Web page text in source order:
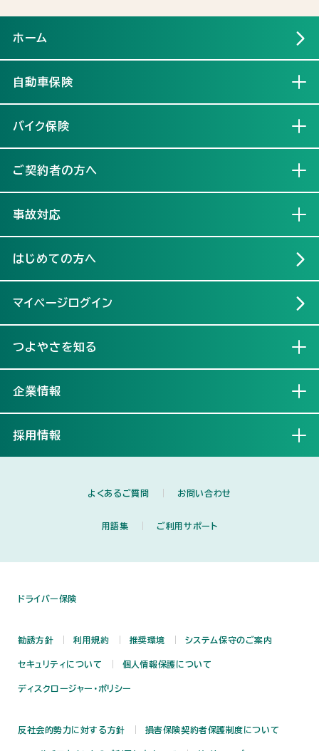
ホーム
自動車保険
バイク保険
ご契約者の方へ
事故対応
はじめての方へ
マイページログイン
つよやさを知る
企業情報
採用情報
よくあるご質問 お問い合わせ
用語集 ご利用サポート
ドライバー保険
勧誘方針 利用規約 推奨環境 システム保守のご案内
セキュリティについて 個人情報保護について
ディスクロージャー・ポリシー
反社会的勢力に対する方針 損害保険契約者保護制度について